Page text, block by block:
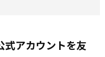
式アカウントを友